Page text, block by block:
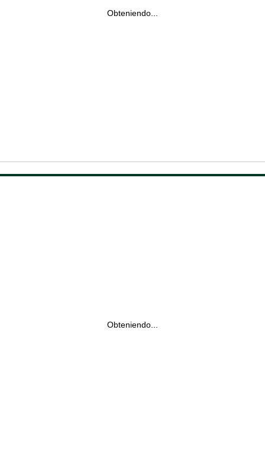
Obteniendo...
Obteniendo...